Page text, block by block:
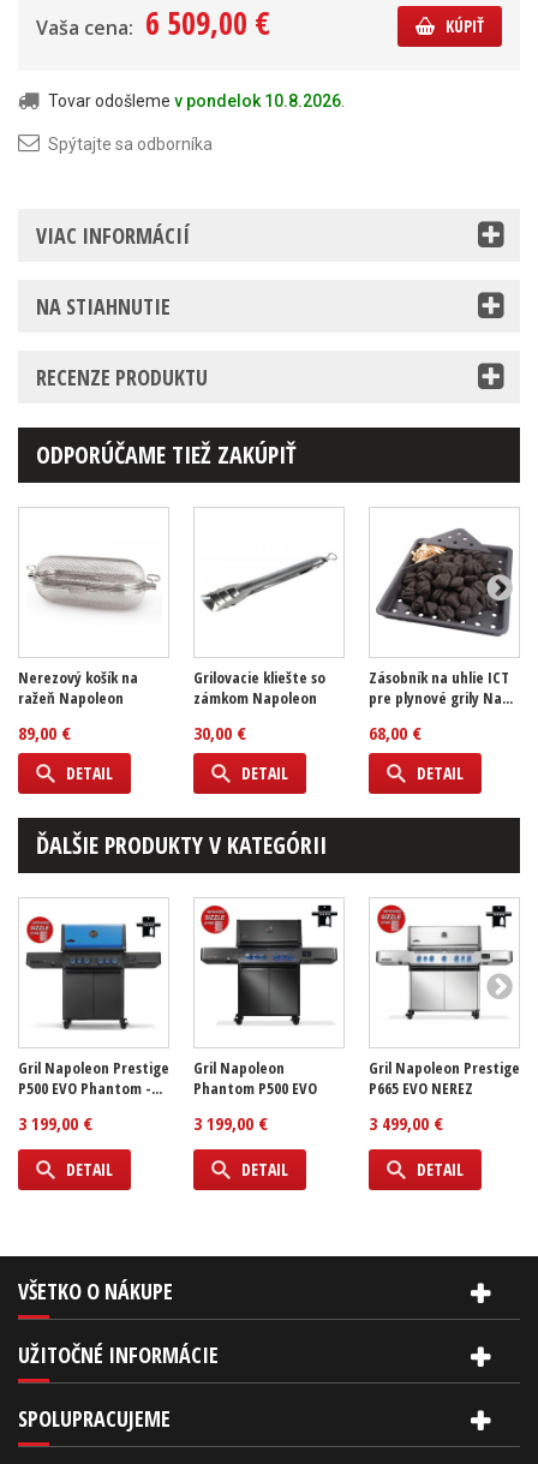
Vaša cena: 6 509,00 € KÚPIŤ
Tovar odošleme v pondelok 10.8.2026
Spýtajte sa odborníka
VIAC INFORMÁCIÍ
NA STIAHNUTIE
RECENZE PRODUKTU
ODPORÚČAME TIEŽ ZAKÚPIŤ
Nerezový košík na
ražeň Napoleon
89,00 €
DETAIL
Grilovacie kliešte so
zámkom Napoleon
30,00 €
DETAIL
Zásobník na uhlie ICT
pre plynové grily Na...
68,00 €
DETAIL
ĎALŠIE PRODUKTY V KATEGÓRII
Gril Napoleon Prestige
P500 EVO Phantom -...
3 199,00 €
DETAIL
Gril Napoleon
Phantom P500 EVO
3 199,00 €
DETAIL
Gril Napoleon Prestige
P665 EVO NEREZ
3 499,00 €
DETAIL
VŠETKO O NÁKUPE
UŽITOČNÉ INFORMÁCIE
SPOLUPRACUJEME